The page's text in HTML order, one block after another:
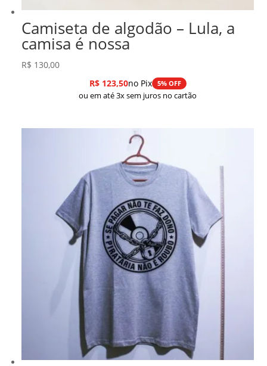
Camiseta de algodão – Lula, a
camisa é nossa
R$ 130,00
R$123,50no Pix 5% OFF
ou em até 3x sem juros no cartão